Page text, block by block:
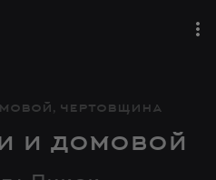
чертовщина
и домовой